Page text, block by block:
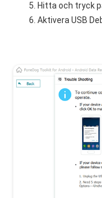
Hitta och tryck
Aktivera USB